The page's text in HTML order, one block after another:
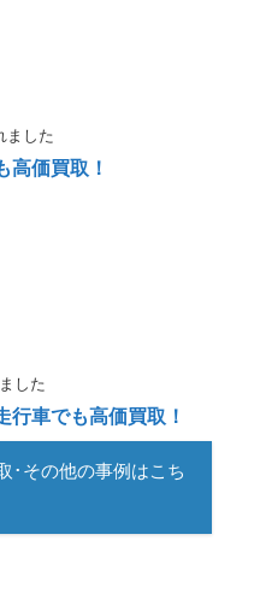
ました
高価買取！
した
行車でも高価買取！
･その他の事例はこち